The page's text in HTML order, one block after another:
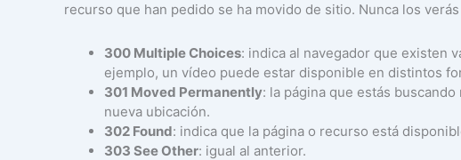
recurso que han pedido se ha movido de sitio. Nunca los
300 Multiple Choices: indica al navegador que existen
ejemplo, un vídeo puede estar disponible en distintos
301 Moved Permanently: la página que estás
nueva ubicación.
302 Found: indica que la página o recurso está
303 See Other: igual al anterior.